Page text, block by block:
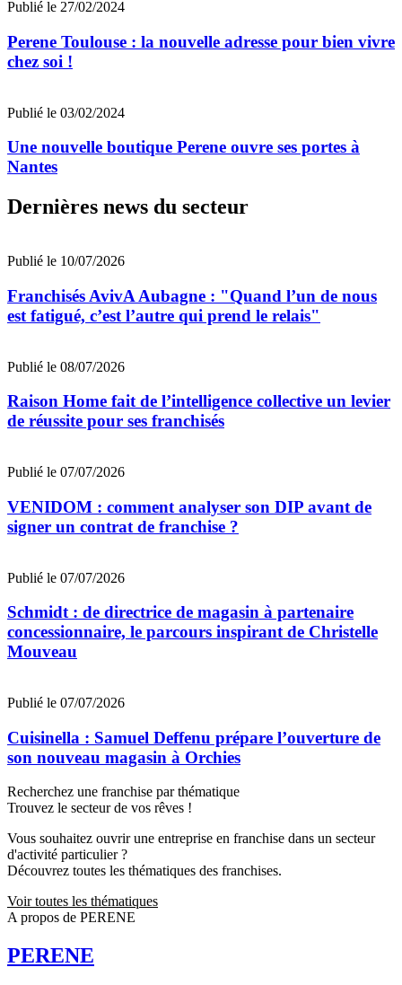
Publié le 27/02/2024
Perene Toulouse : la nouvelle adresse pour bien vivre
chez soi !
Publié le 03/02/2024
Une nouvelle boutique Perene ouvre ses portes à
Nantes
Dernières news du secteur
Publié le 10/07/2026
Franchisés AvivA Aubagne : "Quand l’un de nous
est fatigué, c’est l’autre qui prend le relais"
Publié le 08/07/2026
Raison Home fait de l’intelligence collective un levier
de réussite pour ses franchisés
Publié le 07/07/2026
VENIDOM : comment analyser son DIP avant de
signer un contrat de franchise ?
Publié le 07/07/2026
Schmidt : de directrice de magasin à partenaire
concessionnaire, le parcours inspirant de Christelle
Mouveau
Publié le 07/07/2026
Cuisinella : Samuel Deffenu prépare l’ouverture de
son nouveau magasin à Orchies
Recherchez une franchise par thématique
Trouvez le secteur de vos rêves !
Vous souhaitez ouvrir une entreprise en franchise dans un secteur
d'activité particulier ?
Découvrez toutes les thématiques des franchises.
Voir toutes les thématiques
A propos de PERENE
PERENE